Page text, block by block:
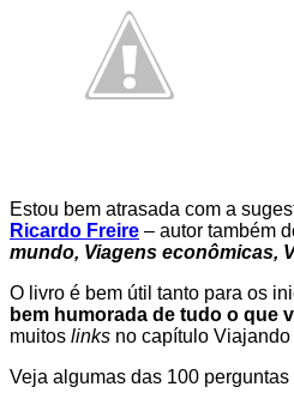
Estou bem atrasada com a
Ricardo Freire – autor também
mundo, Viagens econômicas,
O livro é bem útil tanto para os
bem humorada de tudo o que
muitos links no capítulo
Veja algumas das 100